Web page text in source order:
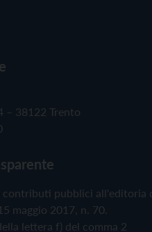
– 38122 Trento
contributi pubblici all'editoria
maggio 2017, n. 70.
lettera f) del comma 2